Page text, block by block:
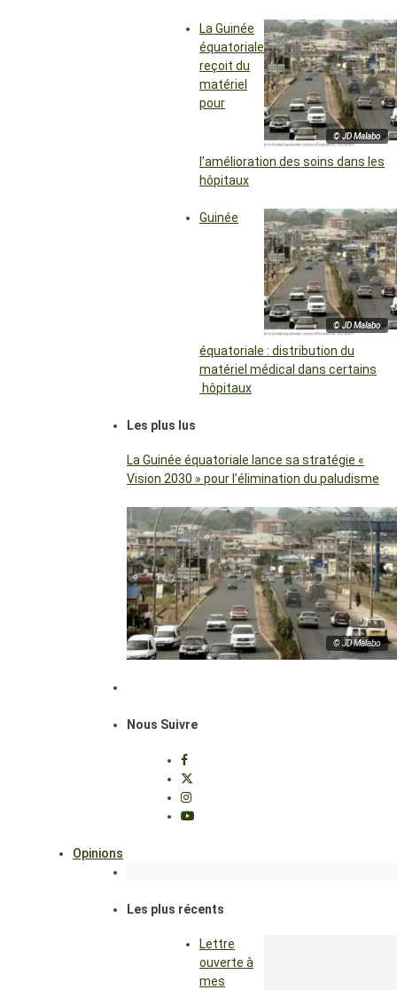
© JD Malabo
La Guinée
équatoriale
reçoit du
matériel
pour
l’amélioration des soins dans les
hôpitaux
© JD Malabo
Guinée
équatoriale : distribution du
matériel médical dans certains
hôpitaux
Les plus lus
La Guinée équatoriale lance sa stratégie «
Vision 2030 » pour l’élimination du paludisme
© JD Malabo
Nous Suivre
Opinions
Les plus récents
Lettre
ouverte à
mes